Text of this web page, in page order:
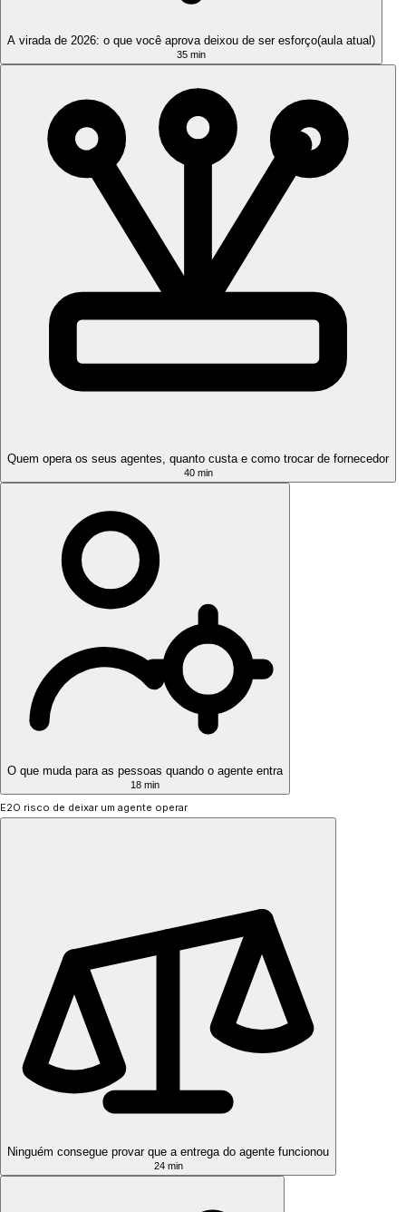
A virada de 2026: o que você aprova deixou de ser esforço(aula atual)
35 min
Quem opera os seus agentes, quanto custa e como trocar de fornecedor
40 min
O que muda para as pessoas quando o agente entra
18 min
E2O risco de deixar um agente operar
Ninguém consegue provar que a entrega do agente funcionou
24 min